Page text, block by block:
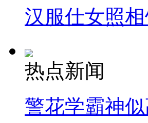
汉服仕女照
热点新闻
警花学霸神